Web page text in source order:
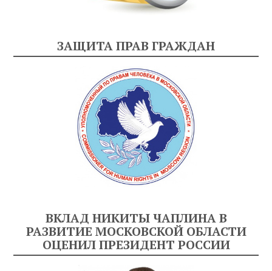
ЗАЩИТА ПРАВ ГРАЖДАН
ВКЛАД НИКИТЫ ЧАПЛИНА В
РАЗВИТИЕ МОСКОВСКОЙ ОБЛАСТИ
ОЦЕНИЛ ПРЕЗИДЕНТ РОССИИ